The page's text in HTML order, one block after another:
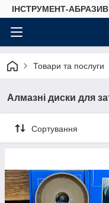
ІНСТРУМЕНТ-АБРАЗИВ
Товари та послуги
Алмазні диски для
Сортування